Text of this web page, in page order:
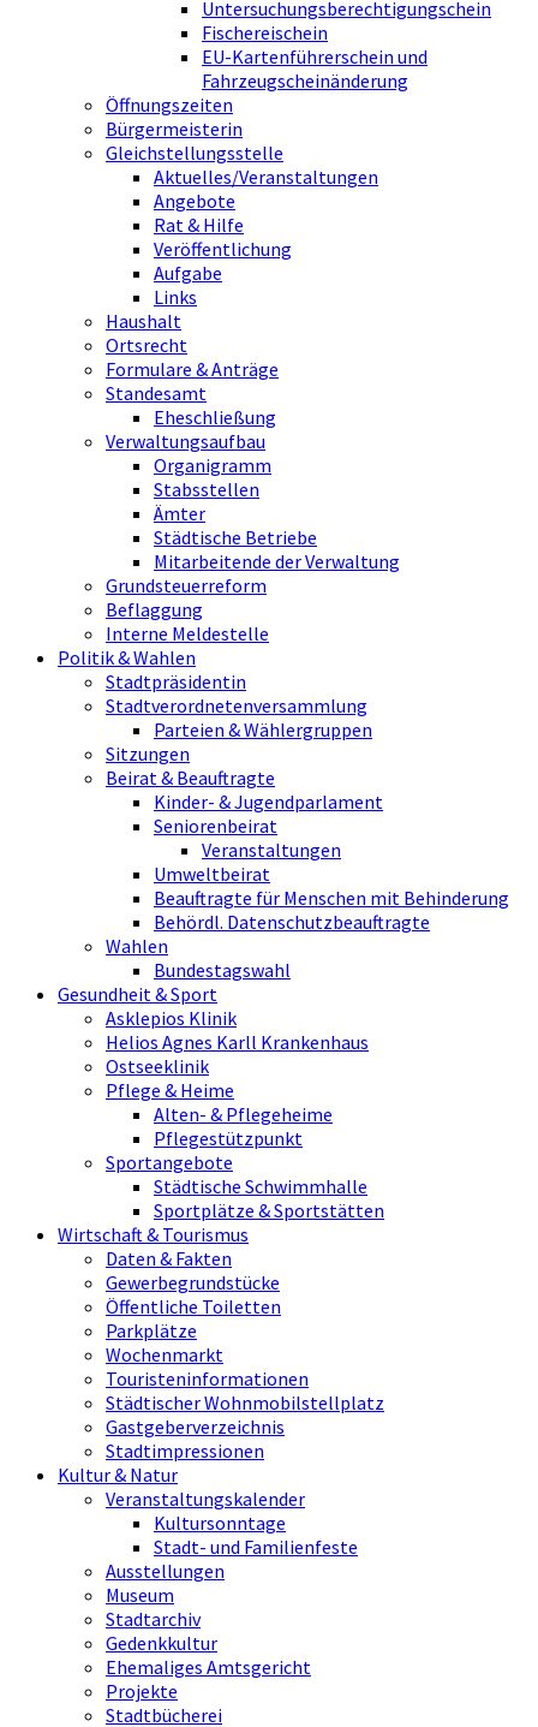
Untersuchungsberechtigungschein
Fischereischein
EU-Kartenführerschein und
Fahrzeugscheinänderung
Öffnungszeiten
Bürgermeisterin
Gleichstellungsstelle
Aktuelles/Veranstaltungen
Angebote
Rat & Hilfe
Veröffentlichung
Aufgabe
Links
Haushalt
Ortsrecht
Formulare & Anträge
Standesamt
Eheschließung
Verwaltungsaufbau
Organigramm
Stabsstellen
Ämter
Städtische Betriebe
Mitarbeitende der Verwaltung
Grundsteuerreform
Beflaggung
Interne Meldestelle
Politik & Wahlen
Stadtpräsidentin
Stadtverordnetenversammlung
Parteien & Wählergruppen
Sitzungen
Beirat & Beauftragte
Kinder- & Jugendparlament
Seniorenbeirat
Veranstaltungen
Umweltbeirat
Beauftragte für Menschen mit Behinderung
Behördl. Datenschutzbeauftragte
Wahlen
Bundestagswahl
Gesundheit & Sport
Asklepios Klinik
Helios Agnes Karll Krankenhaus
Ostseeklinik
Pflege & Heime
Alten- & Pflegeheime
Pflegestützpunkt
Sportangebote
Städtische Schwimmhalle
Sportplätze & Sportstätten
Wirtschaft & Tourismus
Daten & Fakten
Gewerbegrundstücke
Öffentliche Toiletten
Parkplätze
Wochenmarkt
Touristeninformationen
Städtischer Wohnmobilstellplatz
Gastgeberverzeichnis
Stadtimpressionen
Kultur & Natur
Veranstaltungskalender
Kultursonntage
Stadt- und Familienfeste
Ausstellungen
Museum
Stadtarchiv
Gedenkkultur
Ehemaliges Amtsgericht
Projekte
Stadtbücherei